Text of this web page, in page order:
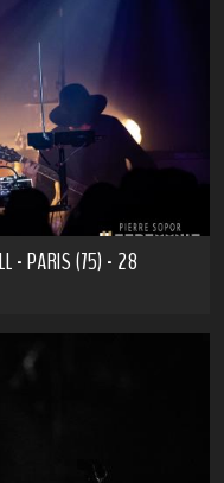
- PARIS (75) - 28